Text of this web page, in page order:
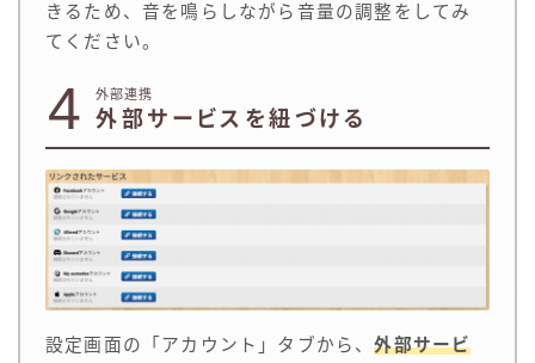
きるため、音を鳴らしながら音量の調整をしてみ
てください。
4 外部連携
外部サービスを紐づける
設定画面の「アカウント」タブから、外部サービ